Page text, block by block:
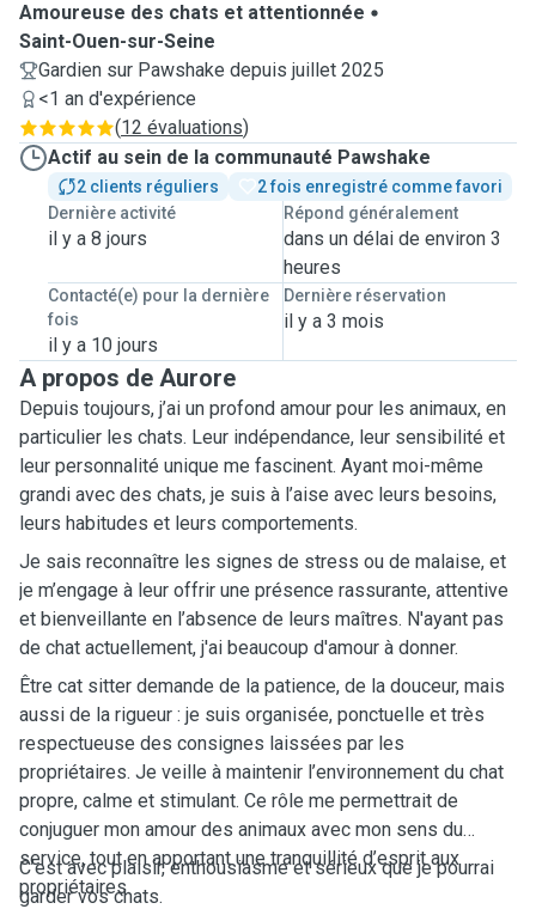
Amoureuse des chats et attentionnée
Saint-Ouen-sur-Seine
Gardien sur Pawshake depuis juillet 2025
<1 an d'expérience
(12 évaluations)
Actif au sein de la communauté Pawshake
2 clients réguliers
2 fois enregistré comme favori
Dernière activité
il y a 8 jours
Répond généralement
dans un délai de environ 3
heures
Contacté(e) pour la dernière
fois
il y a 10 jours
Dernière réservation
il y a 3 mois
A propos de Aurore
Depuis toujours, j’ai un profond amour pour les animaux, en
particulier les chats. Leur indépendance, leur sensibilité et
leur personnalité unique me fascinent. Ayant moi-même
grandi avec des chats, je suis à l’aise avec leurs besoins,
leurs habitudes et leurs comportements.
Je sais reconnaître les signes de stress ou de malaise, et
je m’engage à leur offrir une présence rassurante, attentive
et bienveillante en l’absence de leurs maîtres. N'ayant pas
de chat actuellement, j'ai beaucoup d'amour à donner.
Être cat sitter demande de la patience, de la douceur, mais
aussi de la rigueur : je suis organisée, ponctuelle et très
respectueuse des consignes laissées par les
propriétaires. Je veille à maintenir l’environnement du chat
propre, calme et stimulant. Ce rôle me permettrait de
conjuguer mon amour des animaux avec mon sens du
service, tout en apportant une tranquillité d’esprit aux
propriétaires.
C’est avec plaisir, enthousiasme et sérieux que je pourrai
garder vos chats.